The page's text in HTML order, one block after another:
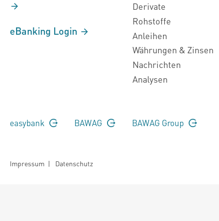
eBanking Login
Derivate
Rohstoffe
Anleihen
Währungen & Zinsen
Nachrichten
Analysen
easybank BAWAG BAWAG Group
Impressum | Datenschutz